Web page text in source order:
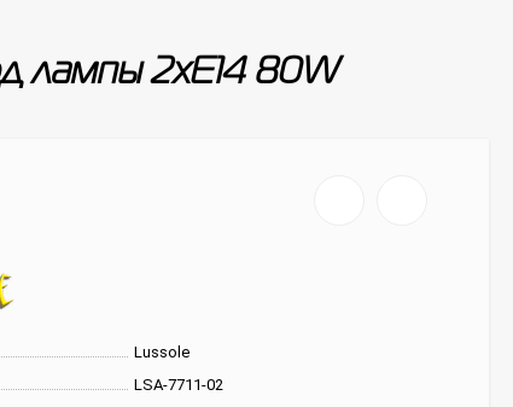
лампы 2xE14 80W
Lussole
LSA-7711-02